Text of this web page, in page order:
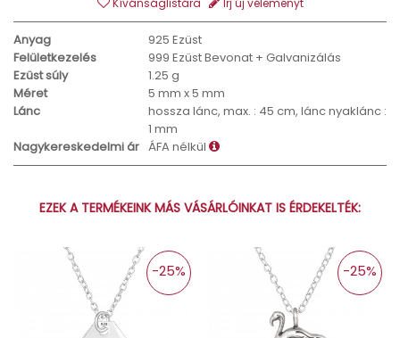
Kívánságlistára Írj új véleményt
Anyag
925 Ezüst
Felületkezelés
999 Ezüst Bevonat + Galvanizálás
Ezüst súly
1.25 g
Méret
5 mm x 5 mm
Lánc
hossza lánc, max. : 45 cm, lánc nyaklánc :
1 mm
Nagykereskedelmi ár ÁFA nélkül
EZEK A TERMÉKEINK MÁS VÁSÁRLÓINKAT IS ÉRDEKELTÉK:
-25% -25%